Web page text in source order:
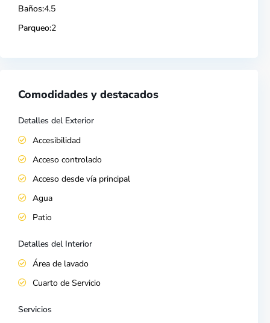
Baños:4.5
Parqueo:2
Comodidades y destacados
Detalles del Exterior
Accesibilidad
Acceso controlado
Acceso desde vía principal
Agua
Patio
Detalles del Interior
Área de lavado
Cuarto de Servicio
Servicios